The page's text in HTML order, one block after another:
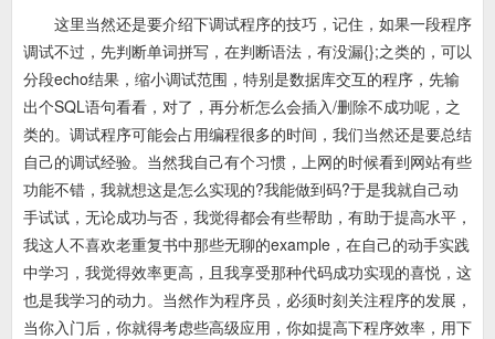
这里当然还是要介绍下调试程序的技巧，记住，如果一段程序
调试不过，先判断单词拼写，在判断语法，有没漏{};之类的，可以
分段echo结果，缩小调试范围，特别是数据库交互的程序，先输
出个SQL语句看看，对了，再分析怎么会插入/删除不成功呢，之
类的。调试程序可能会占用编程很多的时间，我们当然还是要总结
自己的调试经验。当然我自己有个习惯，上网的时候看到网站有些
功能不错，我就想这是怎么实现的?我能做到码?于是我就自己动
手试试，无论成功与否，我觉得都会有些帮助，有助于提高水平，
我这人不喜欢老重复书中那些无聊的example，在自己的动手实践
中学习，我觉得效率更高，且我享受那种代码成功实现的喜悦，这
也是我学习的动力。当然作为程序员，必须时刻关注程序的发展，
当你入门后，你就得考虑些高级应用，你如提高下程序效率，用下